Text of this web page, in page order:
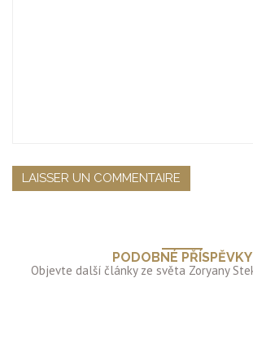
PODOBNÉ PŘÍSPĚVKY